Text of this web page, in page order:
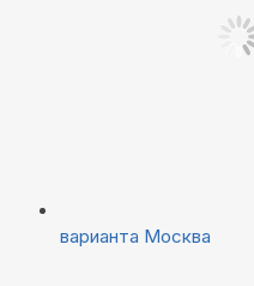
варианта Москва